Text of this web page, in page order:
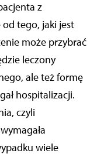
z
tego, jaki jest
może przybrać
leczony
ale też formę
hospitalizacji.
czyli
wiele